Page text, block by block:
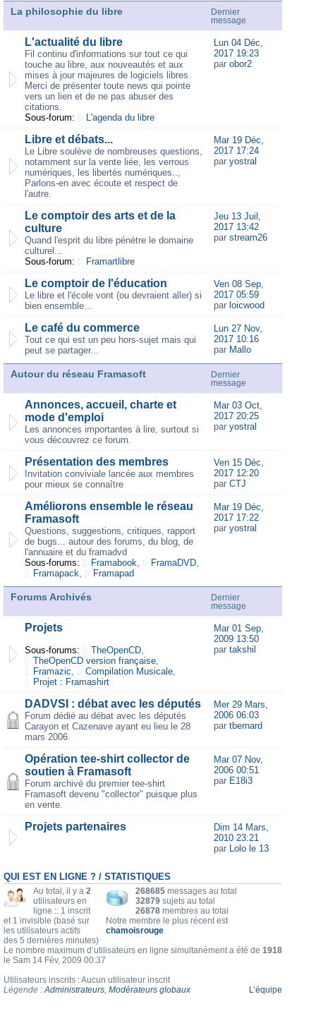
La philosophie du libre
Dernier
message
L'actualité du libre
Fil continu d'informations sur tout ce qui
touche au libre, aux nouveautés et aux
mises à jour majeures de logiciels libres.
Merci de présenter toute news qui pointe
vers un lien et de ne pas abuser des
citations.
Sous-forum:
L'agenda du libre
Lun 04 Déc,
2017 19:23
par obor2
Libre et débats...
Le Libre soulève de nombreuses questions,
notamment sur la vente liée, les verrous
numériques, les libertés numériques..,
Parlons-en avec écoute et respect de
l'autre.
Mar 19 Déc,
2017 17:24
par yostral
Le comptoir des arts et de la
culture
Quand l'esprit du libre pénètre le domaine
culturel...
Sous-forum:
Framartlibre
Jeu 13 Juil,
2017 13:42
par stream26
Le comptoir de l'éducation
Le libre et l'école vont (ou devraient aller) si
bien ensemble...
Ven 08 Sep,
2017 05:59
par loicwood
Le café du commerce
Tout ce qui est un peu hors-sujet mais qui
peut se partager...
Lun 27 Nov,
2017 10:16
par Mallo
Autour du réseau Framasoft
Dernier
message
Annonces, accueil, charte et
mode d'emploi
Les annonces importantes à lire, surtout si
vous découvrez ce forum.
Mar 03 Oct,
2017 20:25
par yostral
Présentation des membres
Invitation conviviale lancée aux membres
pour mieux se connaître
Ven 15 Déc,
2017 12:20
par CTJ
Améliorons ensemble le réseau
Framasoft
Questions, suggestions, critiques, rapport
de bugs... autour des forums, du blog, de
l'annuaire et du framadvd
Sous-forums:
Framabook, FramaDVD,
Framapack, Framapad
Mar 19 Déc,
2017 17:22
par yostral
Forums Archivés
Dernier
message
Projets
Sous-forums: TheOpenCD,
TheOpenCD version française,
Framazic, Compilation Musicale,
Projet : Framashirt
Mar 01 Sep,
2009 13:50
par takshil
DADVSI : débat avec les députés
Forum dédié au débat avec les députés
Carayon et Cazenave ayant eu lieu le 28
mars 2006.
Mer 29 Mars,
2006 06:03
par tbernard
Opération tee-shirt collector de
soutien à Framasoft
Forum archivé du premier tee-shirt
Framasoft devenu "collector" puisque plus
en vente.
Mar 07 Nov,
2006 00:51
par E18i3
Projets partenaires
Dim 14 Mars,
2010 23:21
par Lolo le 13
QUI EST EN LIGNE ? / STATISTIQUES
268685 messages au total
32879 sujets au total
26878 membres au total
Notre membre le plus récent est
chamoisrouge
Au total, il y a 2
utilisateurs en
ligne :: 1 inscrit
et 1 invisible (basé sur
les utilisateurs actifs
des 5 dernières minutes)
Le nombre maximum d’utilisateurs en ligne simultanément a été de 1918
le Sam 14 Fév, 2009 00:37
Utilisateurs inscrits : Aucun utilisateur inscrit
Légende :Administrateurs, Modérateurs globaux L’équipe